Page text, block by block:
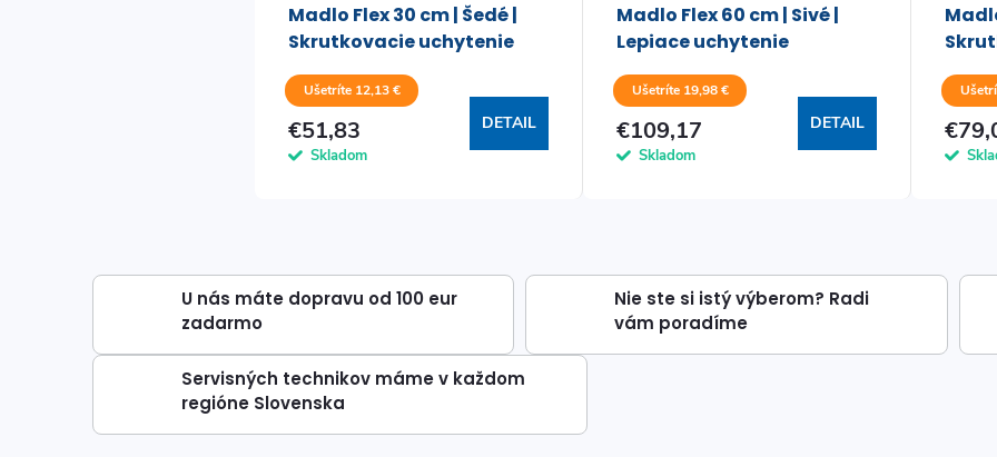
Madlo Flex 30 cm | Šedé |
Skrutkovacie uchytenie
Ušetríte 12,13 €
€51,83
Skladom
DETAIL
Madlo Flex 60 cm | Sivé |
Lepiace uchytenie
Ušetríte 19,98 €
€109,17
Skladom
DETAIL
U nás máte dopravu od 100 eur
zadarmo
Nie ste si istý výberom? Radi
vám poradíme
Servisných technikov máme v každom
regióne Slovenska